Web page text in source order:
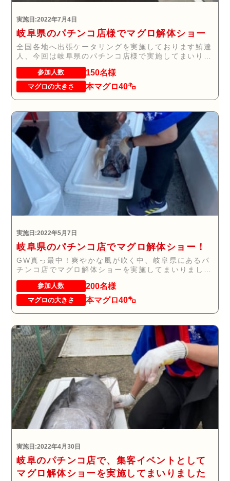
実施日:2022年7月4日
岐阜県のパチンコ店様でマグロ解体ショー
全国各地へ出張ケータリングを実施しております鮪達
人、今回は岐阜県のパチンコ店様で実施してまいりま
した...
参加人数 150名様
マグロの大きさ 本マグロ40㌔
実施日:2022年5月7日
岐阜県のパチンコ店でマグロ解体ショー！
GW真っ最中！爽やかな風が吹く中、岐阜県にあるパ
チンコ店でマグロ解体ショーを実施してまいりまし
た。 ...
参加人数 200名様
マグロの大きさ 本マグロ40㌔
実施日:2022年4月30日
岐阜のパチンコ店で、集客イベントとして
マグロ解体ショーを実施してまいりました